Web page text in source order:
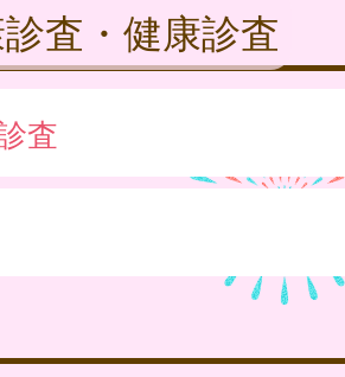
査・健康診査
査